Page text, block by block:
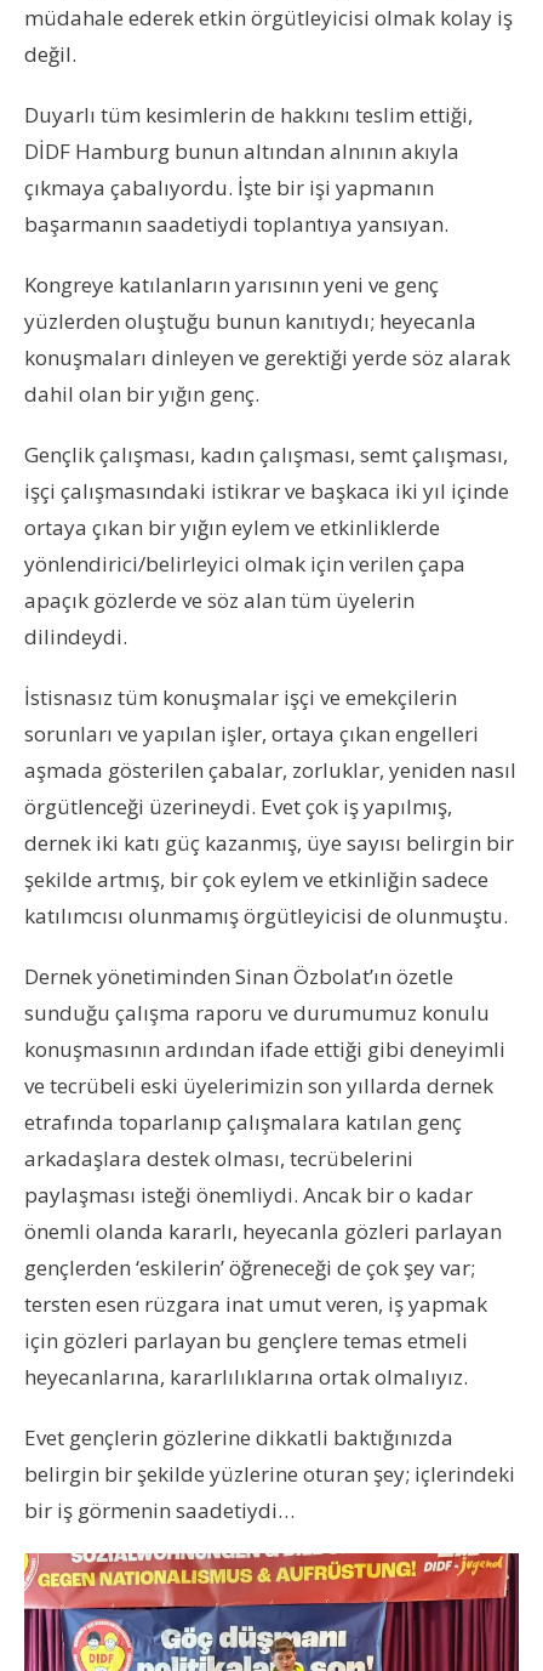
müdahale ederek etkin örgütleyicisi olmak kolay iş
değil.
Duyarlı tüm kesimlerin de hakkını teslim ettiği,
DİDF Hamburg bunun altından alnının akıyla
çıkmaya çabalıyordu. İşte bir işi yapmanın
başarmanın saadetiydi toplantıya yansıyan.
Kongreye katılanların yarısının yeni ve genç
yüzlerden oluştuğu bunun kanıtıydı; heyecanla
konuşmaları dinleyen ve gerektiği yerde söz alarak
dahil olan bir yığın genç.
Gençlik çalışması, kadın çalışması, semt çalışması,
işçi çalışmasındaki istikrar ve başkaca iki yıl içinde
ortaya çıkan bir yığın eylem ve etkinliklerde
yönlendirici/belirleyici olmak için verilen çapa
apaçık gözlerde ve söz alan tüm üyelerin
dilindeydi.
İstisnasız tüm konuşmalar işçi ve emekçilerin
sorunları ve yapılan işler, ortaya çıkan engelleri
aşmada gösterilen çabalar, zorluklar, yeniden nasıl
örgütlenceği üzerineydi. Evet çok iş yapılmış,
dernek iki katı güç kazanmış, üye sayısı belirgin bir
şekilde artmış, bir çok eylem ve etkinliğin sadece
katılımcısı olunmamış örgütleyicisi de olunmuştu.
Dernek yönetiminden Sinan Özbolat’ın özetle
sunduğu çalışma raporu ve durumumuz konulu
konuşmasının ardından ifade ettiği gibi deneyimli
ve tecrübeli eski üyelerimizin son yıllarda dernek
etrafında toparlanıp çalışmalara katılan genç
arkadaşlara destek olması, tecrübelerini
paylaşması isteği önemliydi. Ancak bir o kadar
önemli olanda kararlı, heyecanla gözleri parlayan
gençlerden ‘eskilerin’ öğreneceği de çok şey var;
tersten esen rüzgara inat umut veren, iş yapmak
için gözleri parlayan bu gençlere temas etmeli
heyecanlarına, kararlılıklarına ortak olmalıyız.
Evet gençlerin gözlerine dikkatli baktığınızda
belirgin bir şekilde yüzlerine oturan şey; içlerindeki
bir iş görmenin saadetiydi…